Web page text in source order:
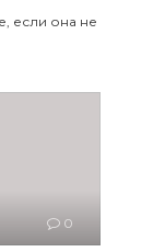
если она не
0